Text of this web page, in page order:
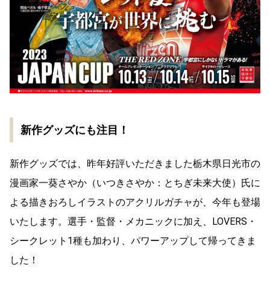
新作グッズにも注目！
新作グッズでは、昨年好評いただきました栃⽊県⽇光市の
漫画家⼀葵さやか（いつきさやか：とちぎ未来⼤使）⽒に
よる描きおろしイラストのアクリルガチャが、今年も登場
いたします。選⼿・監督・メカニックに加え、LOVERS・
シークレット1種も加わり、パワーアップして帰ってきま
した！